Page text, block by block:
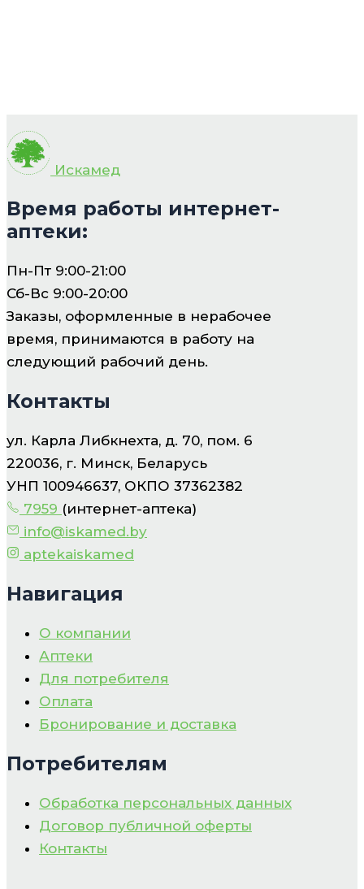
Искамед
Время работы интернет-
аптеки:
Пн-Пт 9:00-21:00
Сб-Вс 9:00-20:00
Заказы, оформленные в нерабочее
время, принимаются в работу на
следующий рабочий день.
Контакты
ул. Карла Либкнехта, д. 70, пом. 6
220036, г. Минск, Беларусь
УНП 100946637, ОКПО 37362382
7959 (интернет-аптека)
info@iskamed.by
aptekaiskamed
Навигация
О компании
Аптеки
Для потребителя
Оплата
Бронирование и доставка
Потребителям
Обработка персональных данных
Договор публичной оферты
Контакты